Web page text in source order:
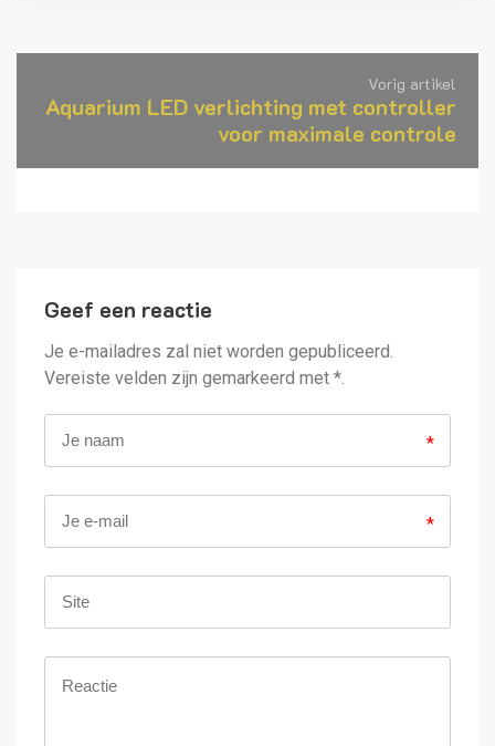
Vorig artikel
Aquarium LED verlichting met controller
voor maximale controle
Geef een reactie
Je e-mailadres zal niet worden gepubliceerd.
Vereiste velden zijn gemarkeerd met *.
*
*